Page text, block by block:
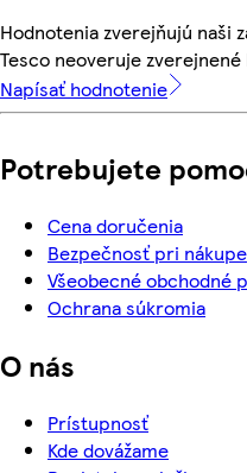
Hodnotenia zverejňujú naši
Tesco neoveruje
Napísať hodnotenie
Potrebujete
Cena doručenia
Bezpečnosť pri nákupe
Všeobecné obchodné
Ochrana súkromia
O nás
Prístupnosť
Kde dovážame